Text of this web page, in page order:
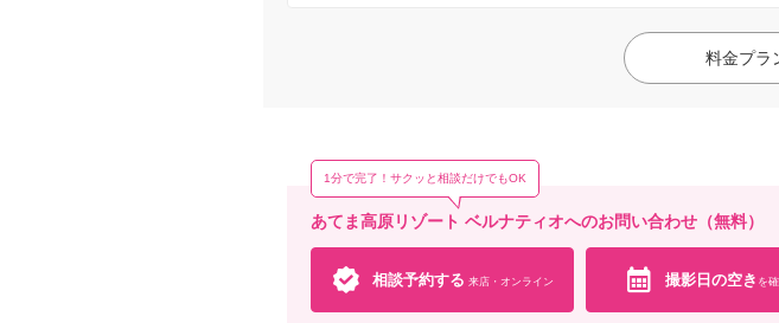
料金プラ
あてま高原リゾート ベルナティオへのお問い合わせ（無料）
1分で完了！サクッと相談だけでもOK
相談予約する 来店・オンライン 撮影日の空き を